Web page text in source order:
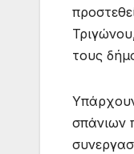
τους
σπάνιων